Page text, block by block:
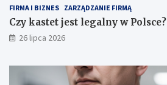
FIRMA I BIZNES ZARZĄDZANIE FIRMĄ
Czy kastet jest legalny w Polsce?
26 lipca 2026